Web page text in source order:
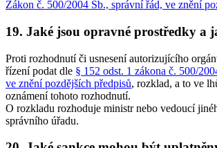
Zákon č. 500/2004 Sb., správní řád, ve znění
19. Jaké jsou opravné prostředky a
Proti rozhodnutí či usnesení autorizujícího
řízení podat dle § 152 odst. 1 zákona č. 500/
ve znění pozdějších předpisů, rozklad, a to ve
oznámení tohoto rozhodnutí.
O rozkladu rozhoduje ministr nebo vedoucí
správního úřadu.